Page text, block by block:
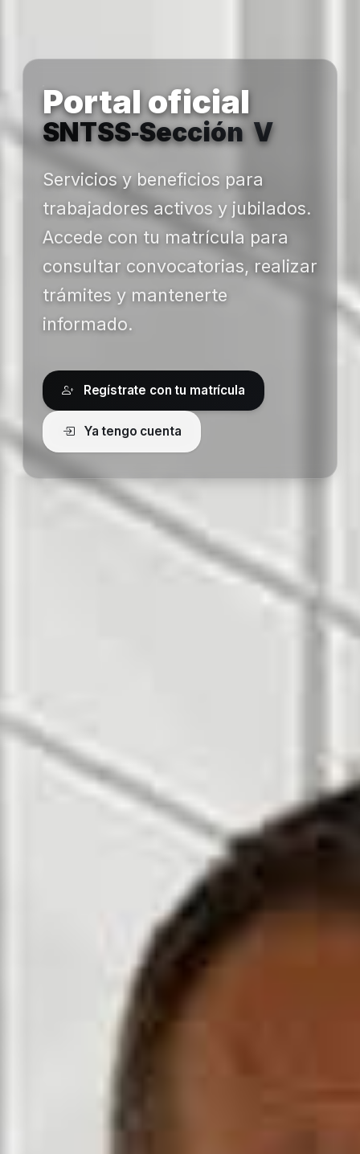
Portal oficial
SNTSS‑Sección V
Servicios y beneficios para
trabajadores activos y jubilados.
Accede con tu matrícula para
consultar convocatorias, realizar
trámites y mantenerte
informado.
Regístrate con tu matrícula
Ya tengo cuenta